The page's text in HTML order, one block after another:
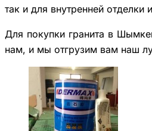
так и для внутренней отделки
Для покупки гранита в
нам, и мы отгрузим вам наш